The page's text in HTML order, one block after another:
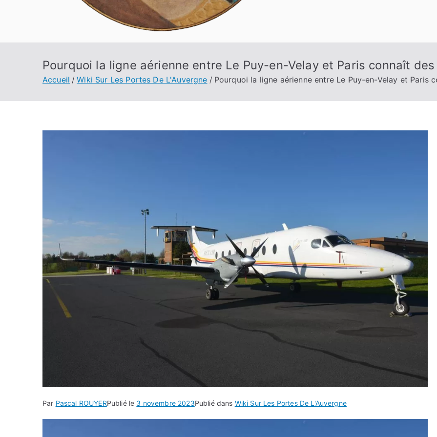
Pourquoi la ligne aérienne entre Le Puy-en-Velay et Paris connaît
Accueil Wiki Sur Les Portes De L'Auvergne Pourquoi la ligne aérienne entre Le Puy-en-Velay et Paris
Par Pascal ROUYERPublié le 3 novembre 2023Publié dans Wiki Sur Les Portes De L'Auvergne